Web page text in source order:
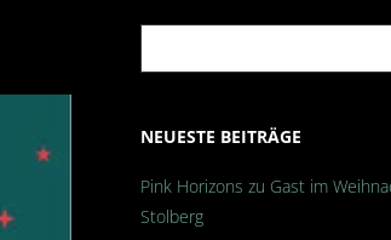
NEUESTE BEITRÄGE
Pink Horizons zu Gast im
Stolberg